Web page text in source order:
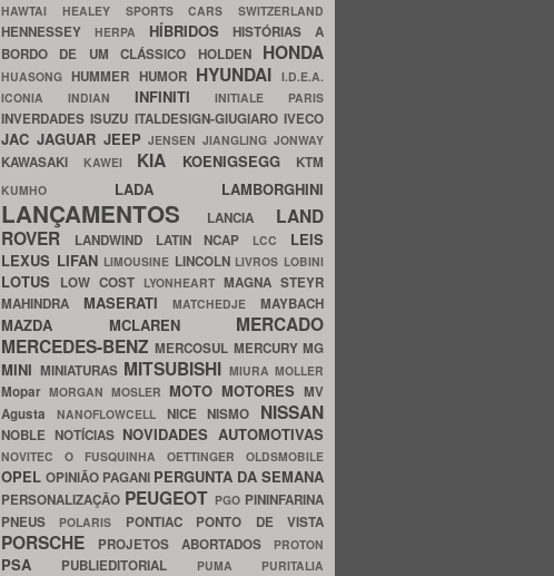
HAWTAI HEALEY SPORTS CARS SWITZERLAND
HENNESSEY HERPA HÍBRIDOSHISTÓRIAS A
BORDO DE UM CLÁSSICO HOLDEN HONDA
HUASONGHUMMER HUMOR HYUNDAI I.D.E.A.
ICONIA INDIAN INFINITIINITIALE PARIS
INVERDADESISUZU ITALDESIGN-GIUGIAROIVECO
JAC JAGUAR JEEPJENSENJIANGLINGJONWAY
KAWASAKI KAWEI KIA KOENIGSEGG KTM
KUMHO LADA LAMBORGHINI
LANÇAMENTOS LANCIA LAND
ROVER
LANDWIND LATIN NCAP LCC LEIS
LEXUS LIFAN LIMOUSINE LINCOLN LIVROS LOBINI
LOTUS LOW COST LYONHEART MAGNA STEYR
MAHINDRA MASERATIMATCHEDJEMAYBACH
MAZDA MCLAREN MERCADO
MERCEDES-BENZMERCOSUL MERCURYMG
MINI MINIATURAS MITSUBISHI MIURA MOLLER
Mopar MORGAN MOSLER MOTO MOTORES MV
Agusta NANOFLOWCELL NICENISMO NISSAN
NOBLE NOTÍCIAS NOVIDADES AUTOMOTIVAS
NOVITEC O FUSQUINHA OETTINGER OLDSMOBILE
OPEL OPINIÃO PAGANI PERGUNTA DA SEMANA
PERSONALIZAÇÃO PEUGEOT PGO PININFARINA
PNEUS
POLARIS PONTIAC PONTO DE VISTA
PORSCHE PROJETOS ABORTADOS PROTON
PSA PUBLIEDITORIAL PUMA PURITALIA